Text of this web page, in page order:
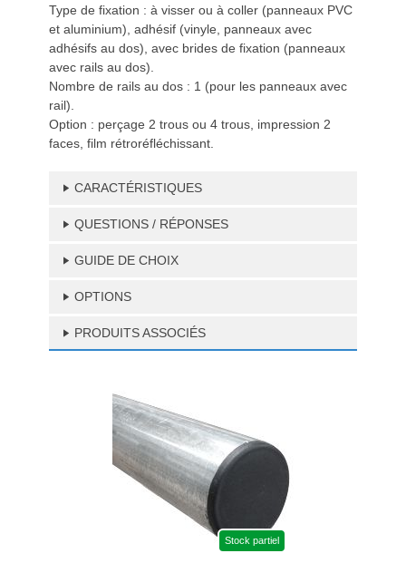
Type de fixation : à visser ou à coller (panneaux PVC
et aluminium), adhésif (vinyle, panneaux avec
adhésifs au dos), avec brides de fixation (panneaux
avec rails au dos).
Nombre de rails au dos : 1 (pour les panneaux avec
rail).
Option : perçage 2 trous ou 4 trous, impression 2
faces, film rétroréfléchissant.
CARACTÉRISTIQUES
QUESTIONS / RÉPONSES
GUIDE DE CHOIX
OPTIONS
PRODUITS ASSOCIÉS
Stock partiel